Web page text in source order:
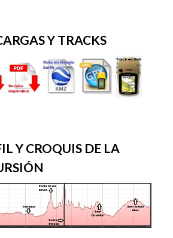
Y TRACKS
Y CROQUIS DE LA